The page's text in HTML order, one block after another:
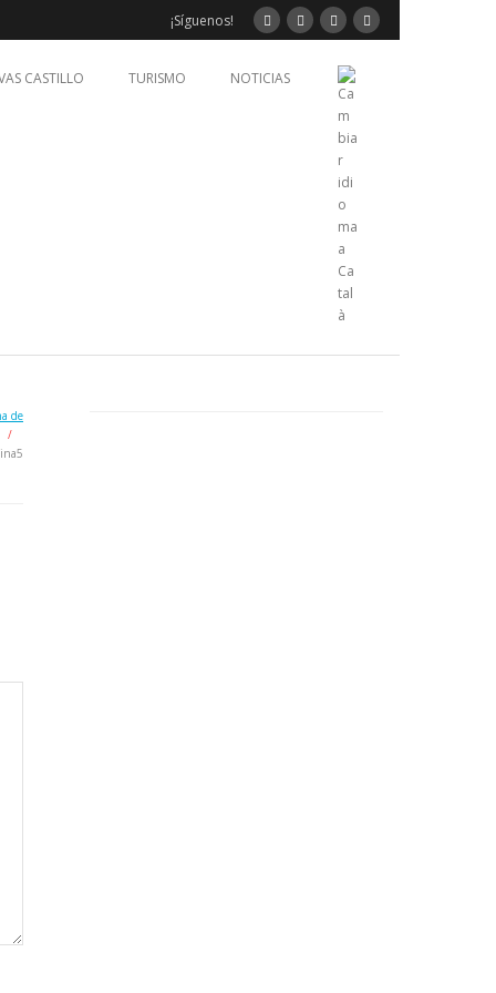
¡Síguenos!
CASTILLO TURISMO NOTICIAS
de
/